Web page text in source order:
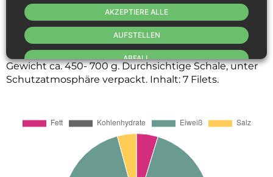
Salz:
1,16 g.
Verpackungsangaben:
Gewicht ca. 450- 700 g. Durchsichtige Schale, unter
Schutzatmosphäre verpackt. Inhalt: 7 Filets.
AKZEPTIERE ALLE
ABFALL
AUFSTELLEN